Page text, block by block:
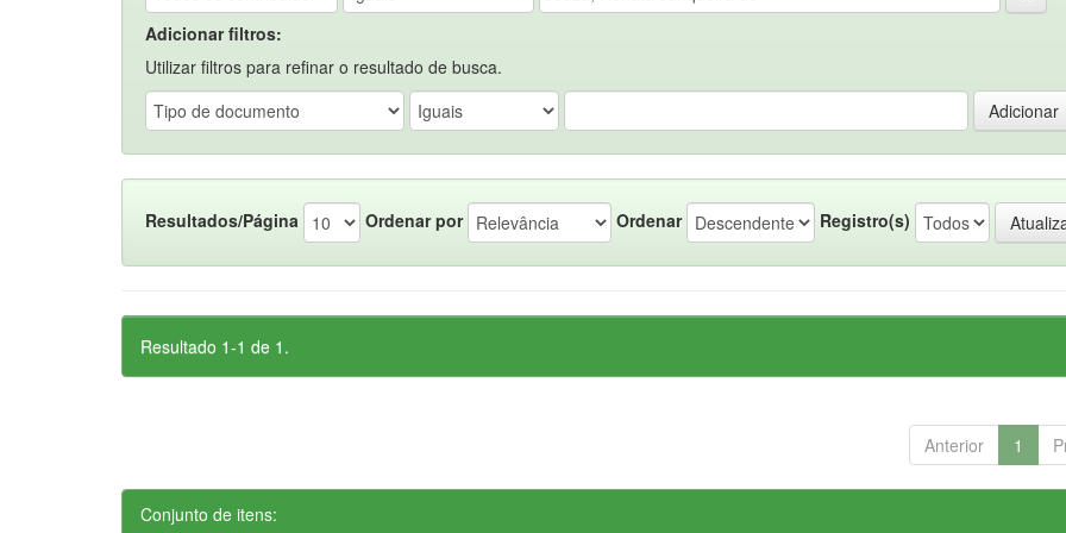
Adicionar filtros:
Utilizar filtros para refinar o resultado de busca.
Resultados/Página Ordenar por Ordenar Registro(s)
Resultado 1-1 de 1.
Anterior 1
Conjunto de itens: